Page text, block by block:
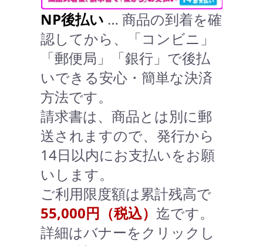
NP後払い … 商品の到着を確
認してから、「コンビニ」
「郵便局」「銀行」で後払
いできる安心・簡単な決済
方法です。
請求書は、商品とは別に郵
送されますので、発行から
14日以内にお支払いをお願
いします。
ご利用限度額は累計残高で
55,000円（税込） 迄です。
詳細はバナーをクリックし